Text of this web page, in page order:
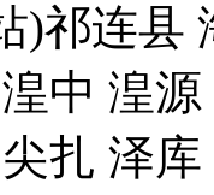
)祁连县
中 湟
扎 泽